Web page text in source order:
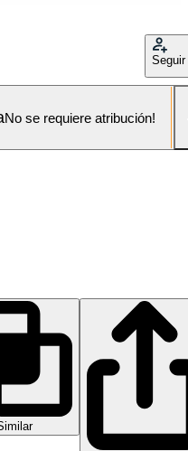
Seguir
No se requiere atribución!